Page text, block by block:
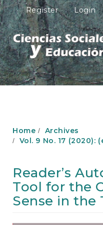
M
a
i
n
N
a
v
i
g
n
n
C
o
n
Register Login
Home
Archives
Vol. 9 No. 17 (2020):
Reader’s
Tool for the
Sense in the